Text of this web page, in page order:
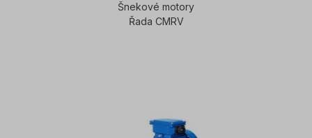
Šnekové motory
Řada CMRV